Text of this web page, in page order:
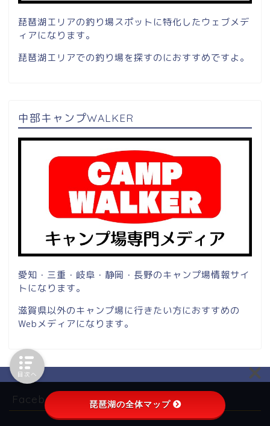
琵琶湖エリアの釣り場スポットに特化したウェブメデ
ィアになります。
琵琶湖エリアでの釣り場を探すのにおすすめですよ。
中部キャンプWALKER
愛知・三重・岐阜・静岡・長野のキャンプ場情報サイ
トになります。
滋賀県以外のキャンプ場に行きたい方におすすめの
Webメディアになります。
Facebookページ琵琶湖の全体マップ
目次へ